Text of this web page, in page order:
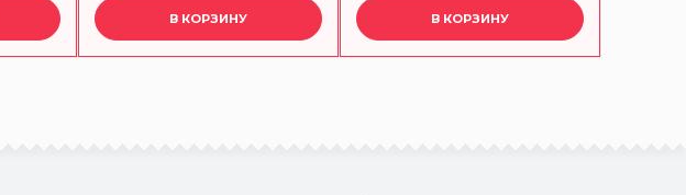
В КОРЗИНУ В КОРЗИНУ